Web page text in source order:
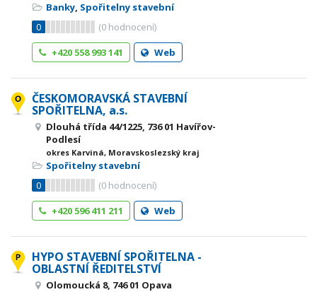
Banky, Spořitelny stavební
0
(0 hodnocení)
+420 558 993 141
Web
ČESKOMORAVSKÁ STAVEBNÍ
SPOŘITELNA, a.s.
Dlouhá třída 44/1225, 736 01 Havířov-
Podlesí
okres Karviná, Moravskoslezský kraj
Spořitelny stavební
0
(0 hodnocení)
+420 596 411 211
Web
HYPO STAVEBNÍ SPOŘITELNA -
OBLASTNÍ ŘEDITELSTVÍ
Olomoucká 8, 746 01 Opava